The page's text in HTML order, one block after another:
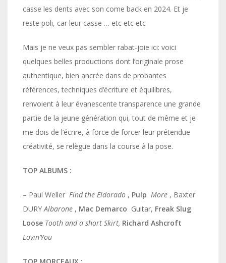
casse les dents avec son come back en 2024. Et je
reste poli, car leur casse … etc etc etc
Mais je ne veux pas sembler rabat-joie ici: voici
quelques belles productions dont l’originale prose
authentique, bien ancrée dans de probantes
références, techniques d’écriture et équilibres,
renvoient à leur évanescente transparence une grande
partie de la jeune génération qui, tout de même et je
me dois de l’écrire, à force de forcer leur prétendue
créativité, se relègue dans la course à la pose.
TOP ALBUMS :
– Paul Weller Find the Eldorado , Pulp More , Baxter
DURY Albarone , Mac Demarco Guitar, Freak Slug
Loose Tooth and a short Skirt, Richard Ashcroft
Lovin’You